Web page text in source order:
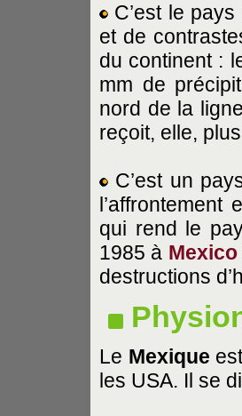
C’est le
et de
du continent :
mm de
nord de la
reçoit, elle,
C’est un
qui rend le
1985 à Mexico
destructions
Le Mexique
les USA. Il se